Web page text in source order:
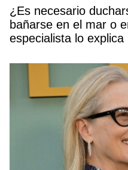
¿Es necesario
bañarse en el mar o
especialista lo explica